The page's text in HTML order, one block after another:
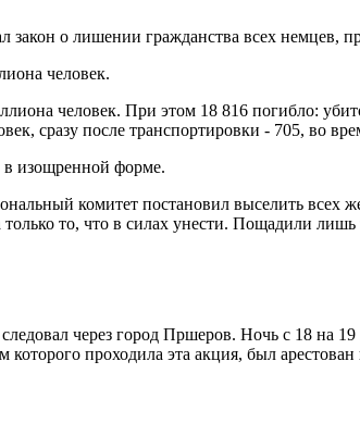
закон о лишении гражданства всех немцев,
человек.
человек. При этом 18 816 погибло:
сразу после транспортировки - 705, во
в изощренной форме.
комитет постановил выселить всех
то, что в силах унести. Пощадили
через город Пршеров. Ночь с 18 на
проходила эта акция, был